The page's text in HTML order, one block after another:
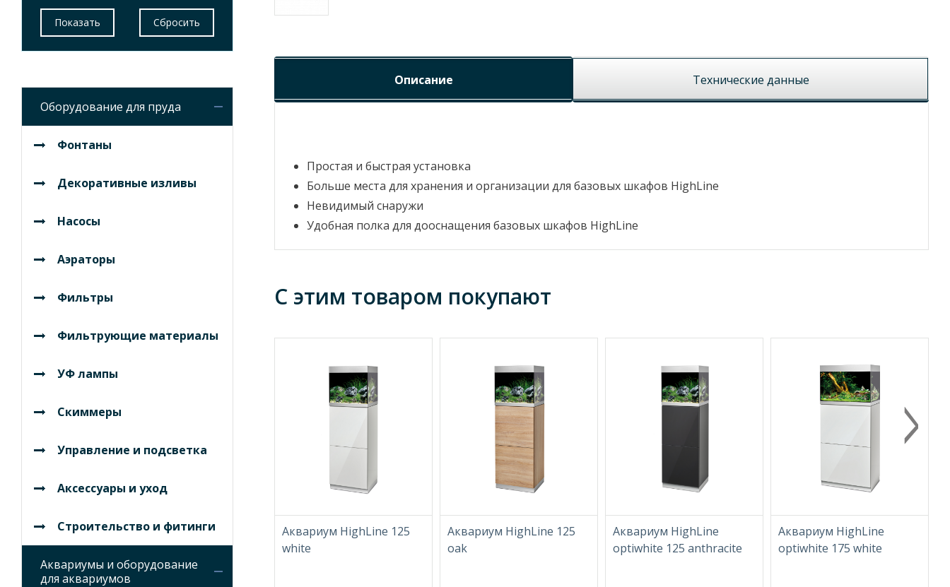
Оборудование для пруда
Фонтаны
Декоративные изливы
Насосы
Аэраторы
Фильтры
Фильтрующие материалы
УФ лампы
Скиммеры
Управление и подсветка
Аксессуары и уход
Строительство и фитинги
Аквариумы и оборудование
для аквариумов
Описание Технические данные
Простая и быстрая установка
Больше места для хранения и организации для базовых шкафов HighLine
Невидимый снаружи
Удобная полка для дооснащения базовых шкафов HighLine
С этим товаром покупают
Аквариум HighLine 125
white
Аквариум HighLine 125
oak
Аквариум HighLine
optiwhite 125 anthracite
Аквариум HighLine
optiwhite 175 white